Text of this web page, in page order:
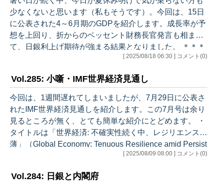
影響が一部にみられるものの、緩やかに回復している ・
個人消費：消費者マインドの改善に遅れがみられるもの
の、雇用・所得環境の改善…
少なくないと思います（私もそうです）。今回は、15日
に公表された4～6月期のGDPを紹介します。成長率が予
想を上回り、折からのベッセント財務長官発言も相まっ
て、日銀利上げ期待が強まる結果となりました。 ＊＊＊
＊＊＊＊＊＊＊＊ 5四半期連続プラス成長 ＊＊＊＊＊＊
算+1.0%）のプラス成長となりました。当初マイナス成
長だった1～3月期も上方修正されたため、これで5四半
期連続のプラス成長です。寄与度は内需-0.1%、外需+0.
3%と外需が押し上げた格好です。 内需では、民間最終
消費支…
[ 2025/08/18 06:30 ] コメント(0)
Vol.285: 小噺・IMF世界経済見通し
今回は、1週間遅れてしまいましたが、7月29日に公表さ
れたIMF世界経済見通しを紹介します。この7月号は余り
見るところが無く、とても簡単な紹介にとどめます。 ・
タイトルは「世界経済: 不確実性続く中、レジリエンス希
薄」（Global Economy: Tenuous Resilience amid Persist
ent Uncertainty）。日本語訳がさえませんが、「不確実
言えない」という感じでしょうか。 ・世界全体の実質経
[ 2025/08/09 08:00 ] コメント(0)
Vol.284: 日銀と内閣府